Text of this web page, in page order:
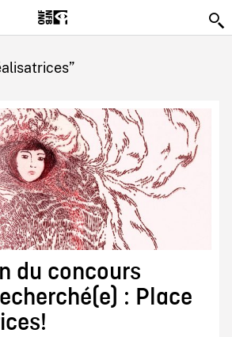
du concours
: Place